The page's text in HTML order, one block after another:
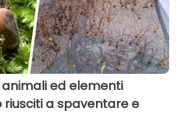
animali ed elementi
riusciti a spaventare e